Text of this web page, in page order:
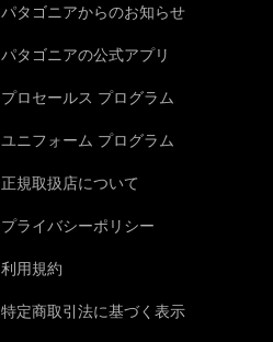
パタゴニアからのお知らせ
パタゴニアの公式アプリ
プロセールス プログラム
ユニフォーム プログラム
正規取扱店について
プライバシーポリシー
利用規約
特定商取引法に基づく表示